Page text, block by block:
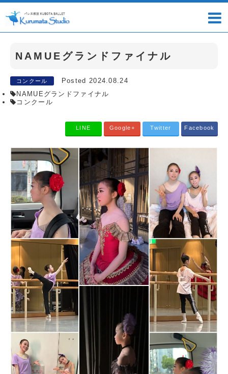
NAMUEグランドファイナル
コンクール
Posted 2024.08.24
NAMUEグランドファイナル
コンクール
Facebook
Twitter
Google+
LINE